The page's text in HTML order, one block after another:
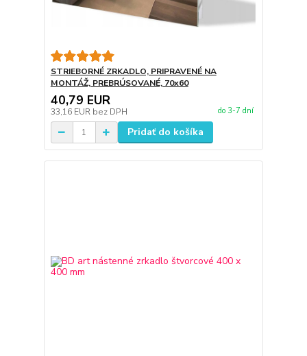
STRIEBORNÉ ZRKADLO, PRIPRAVENÉ NA
MONTÁŽ, PREBRÚSOVANÉ, 70x60
40,79 EUR
33,16 EUR bez DPH do 3-7 dní
Pridať do košíka